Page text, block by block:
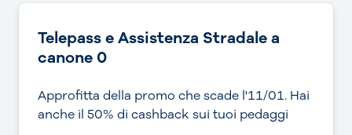
Telepass e Assistenza Stradale a
canone 0
Approfitta della promo che scade l'11/01. Hai
anche il 50% di cashback sui tuoi pedaggi